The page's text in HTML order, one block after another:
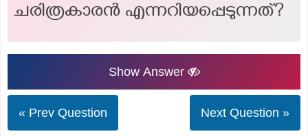
ചരിത്രകാരൻ എന്നറിയപ്പെടുന്നത്?
Show Answer
« Prev Question Next Question »